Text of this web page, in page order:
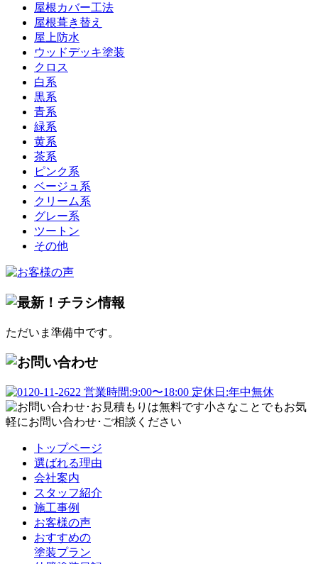
屋根カバー工法
屋根葺き替え
屋上防水
ウッドデッキ塗装
クロス
白系
黒系
青系
緑系
黄系
茶系
ピンク系
ベージュ系
クリーム系
グレー系
ツートン
その他
ただいま準備中です。
トップページ
選ばれる理由
会社案内
スタッフ紹介
施工事例
お客様の声
おすすめの
塗装プラン